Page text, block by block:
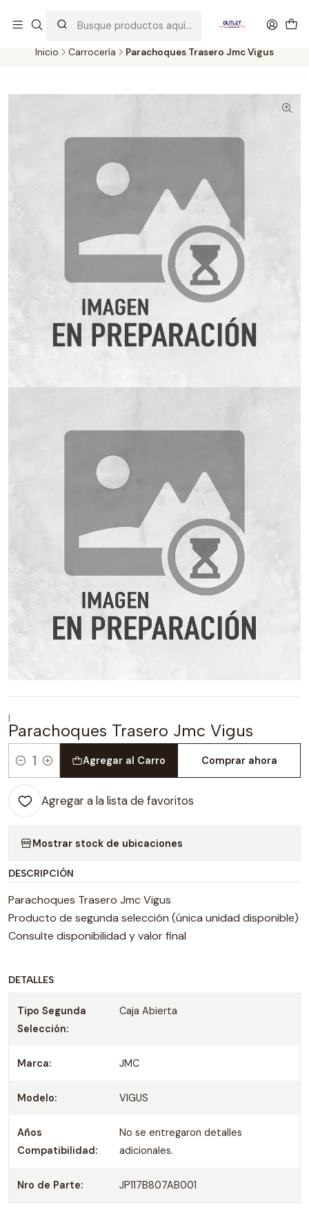
probados con altos estándares de calidad.
Inicio Carrocería Parachoques Trasero Jmc Vigus
|
Parachoques Trasero Jmc Vigus
Cantidad
Agregar al Carro Comprar ahora
Agregar a la lista de favoritos
Mostrar stock de ubicaciones
DESCRIPCIÓN
Parachoques Trasero Jmc Vigus
Producto de segunda selección (única unidad disponible)
Consulte disponibilidad y valor final
DETALLES
Tipo Segunda
Selección:
Caja Abierta
Marca: JMC
Modelo: VIGUS
Años
Compatibilidad:
No se entregaron detalles
adicionales.
Nro de Parte: JP117B807AB001